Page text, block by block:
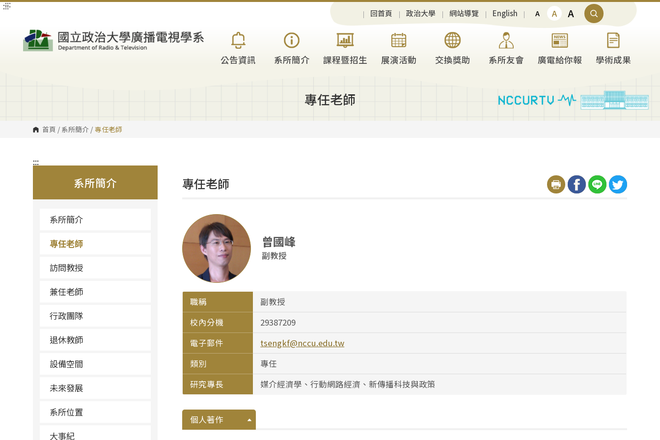
跳
:::
回首頁 政治大學 網站導覽 English A A A
公告資訊 系所簡介 課程暨招生 展演活動 交換獎助 系所友會 廣電給你報 學術成果
專任老師
首頁 / 系所簡介 / 專任老師
:::
系所簡介
系所簡介
專任老師
訪問教授
兼任老師
行政團隊
退休教師
設備空間
未來發展
系所位置
大事紀
:::
專任老師
曾國峰
副教授
職稱
副教授
校內分機
29387209
電子郵件
tsengkf@nccu.edu.tw
類別
專任
研究專長
媒介經濟學、行動網路經濟、新傳播科技與政策
個人著作